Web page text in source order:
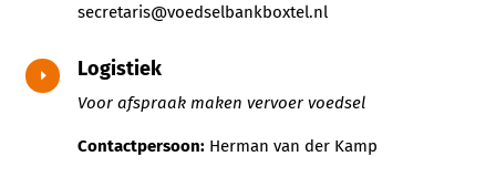
secretaris@voedselbankboxtel.nl
E Logistiek
Voor afspraak maken vervoer voedsel
Contactpersoon:Herman van der Kamp